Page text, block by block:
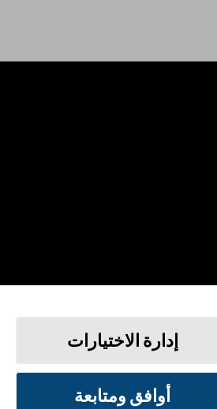
إدارة الاختيارات
أوافق ومتابعة